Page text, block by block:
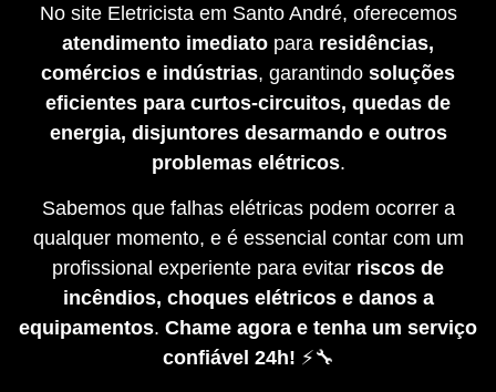
No site Eletricista em Santo André, oferecemos
atendimento imediato para residências,
comércios e indústrias, garantindo soluções
eficientes para curtos-circuitos, quedas de
energia, disjuntores desarmando e outros
problemas elétricos.
Sabemos que falhas elétricas podem ocorrer a
qualquer momento, e é essencial contar com um
profissional experiente para evitar riscos de
incêndios, choques elétricos e danos a
equipamentos. Chame agora e tenha um serviço
confiável 24h! ⚡🔧